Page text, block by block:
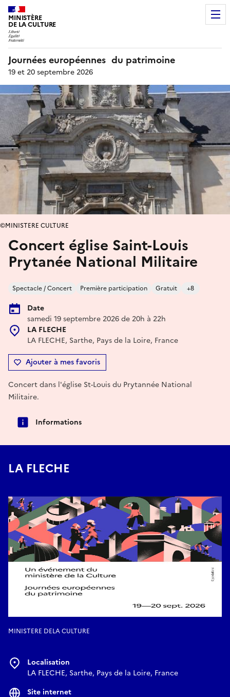
MINISTÈRE
DE LA CULTURE
Journées européennes du patrimoine
19 et 20 septembre 2026
Concert église Saint-Louis
Prytanée National Militaire
Spectacle / Concert Première participation Gratuit +8
Date
samedi 19 septembre 2026 de 20h à 22h
LA FLECHE
LA FLECHE, Sarthe, Pays de la Loire, France
Ajouter à mes favoris
©MINISTERE CULTURE
Concert dans l'église St-Louis du Prytannée National
Militaire.
Informations
LA FLECHE
MINISTERE DELA CULTURE
Localisation
LA FLECHE, Sarthe, Pays de la Loire, France
Site internet